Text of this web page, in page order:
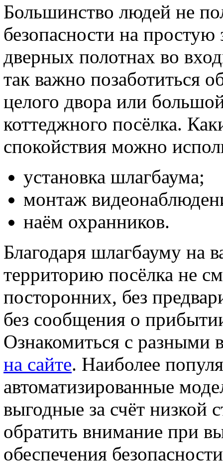
Большинство людей не
безопасности на
дверных полотнах во
так важно позаботиться
целого двора или
коттеджного посёлка.
спокойствия можно
установка шлагбаума;
монтаж
наём охранников.
Благодаря шлагбауму на
территорию посёлка не
посторонних, без
без сообщения о
Ознакомиться с разными
на сайте. Наиболее
автоматизированные
выгодные за счёт низкой
обратить внимание при
обеспечения